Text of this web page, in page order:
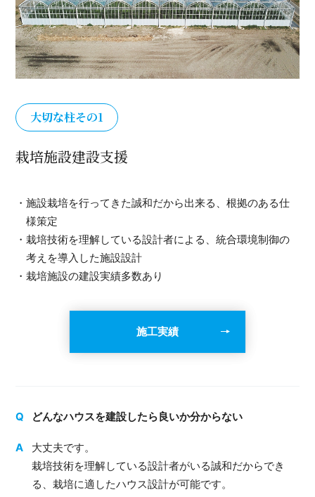
大切な柱その1
栽培施設建設支援
・施設栽培を行ってきた誠和だから出来る、根拠のある仕
様策定
・栽培技術を理解している設計者による、統合環境制御の
考えを導入した施設設計
・栽培施設の建設実績多数あり
施工実績
どんなハウスを建設したら良いか分からない
大丈夫です。
栽培技術を理解している設計者がいる誠和だからでき
る、栽培に適したハウス設計が可能です。